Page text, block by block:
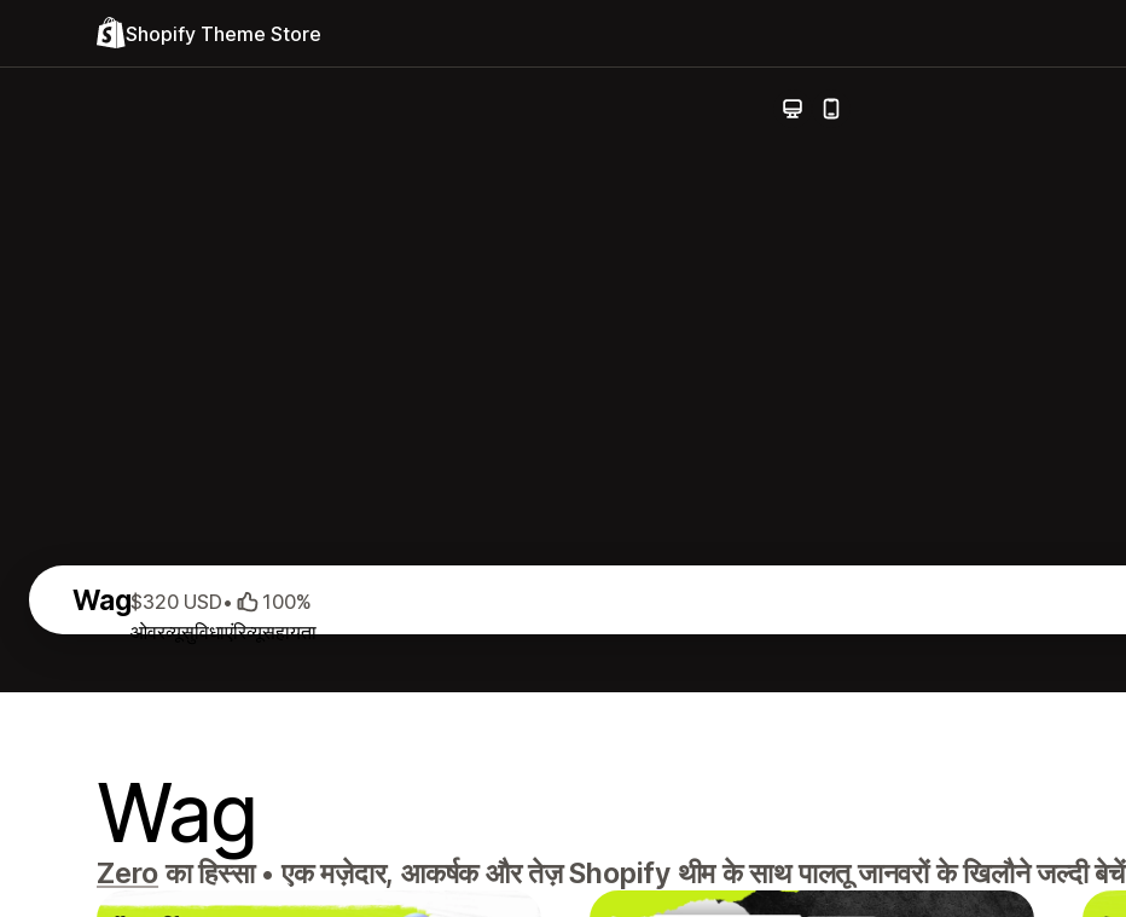
Shopify Theme Store
Wag
ओवरव्यूसुविधाएंरिव्यूसहायता
$320 USD• 100%
Wag
Zeroका हिस्सा• एक मज़ेदार, आकर्षक और तेज़ Shopify थीम के साथ पालतू जानवरों के खिलौने जल्दी बेचें